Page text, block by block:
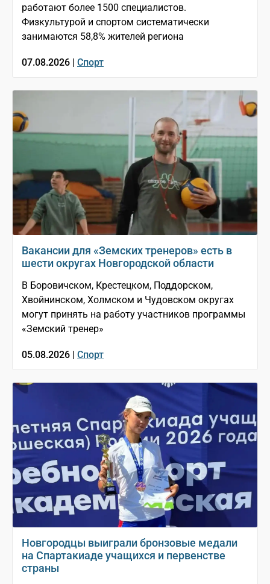
работают более 1500 специалистов.
Физкультурой и спортом систематически
занимаются 58,8% жителей региона
07.08.2026 | Спорт
Вакансии для «Земских тренеров» есть в
шести округах Новгородской области
В Боровичском, Крестецком, Поддорском,
Хвойнинском, Холмском и Чудовском округах
могут принять на работу участников программы
«Земский тренер»
05.08.2026 | Спорт
Новгородцы выиграли бронзовые медали
на Спартакиаде учащихся и первенстве
страны